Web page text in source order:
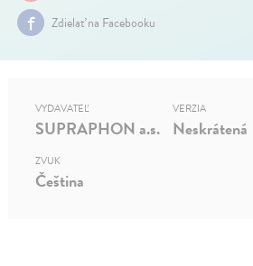
Zdielať na Facebooku
VYDAVATEĽ
SUPRAPHON a.s.
VERZIA
Neskrátená
ZVUK
Čeština